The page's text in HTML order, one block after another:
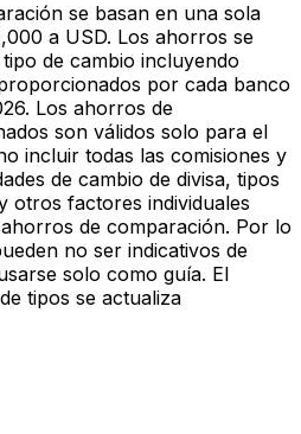
se basan en una sola
a USD. Los ahorros se
de cambio incluyendo
por cada banco
Los ahorros de
son válidos solo para el
incluir todas las comisiones y
de cambio de divisa, tipos
otros factores individuales
de comparación. Por lo
no ser indicativos de
solo como guía. El
tipos se actualiza